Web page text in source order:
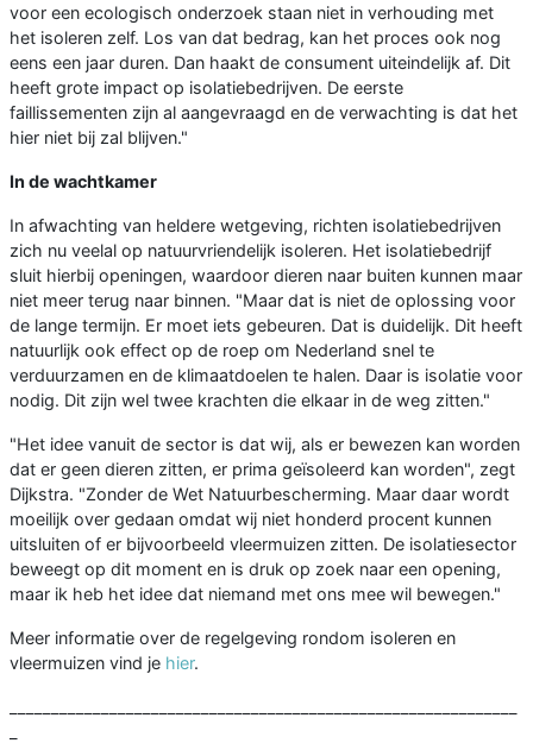
voor een ecologisch onderzoek staan niet in verhouding met
het isoleren zelf. Los van dat bedrag, kan het proces ook nog
eens een jaar duren. Dan haakt de consument uiteindelijk af. Dit
heeft grote impact op isolatiebedrijven. De eerste
faillissementen zijn al aangevraagd en de verwachting is dat het
hier niet bij zal blijven."
In de wachtkamer
In afwachting van heldere wetgeving, richten isolatiebedrijven
zich nu veelal op natuurvriendelijk isoleren. Het isolatiebedrijf
sluit hierbij openingen, waardoor dieren naar buiten kunnen maar
niet meer terug naar binnen. "Maar dat is niet de oplossing voor
de lange termijn. Er moet iets gebeuren. Dat is duidelijk. Dit heeft
natuurlijk ook effect op de roep om Nederland snel te
verduurzamen en de klimaatdoelen te halen. Daar is isolatie voor
nodig. Dit zijn wel twee krachten die elkaar in de weg zitten."
"Het idee vanuit de sector is dat wij, als er bewezen kan worden
dat er geen dieren zitten, er prima geïsoleerd kan worden", zegt
Dijkstra. "Zonder de Wet Natuurbescherming. Maar daar wordt
moeilijk over gedaan omdat wij niet honderd procent kunnen
uitsluiten of er bijvoorbeeld vleermuizen zitten. De isolatiesector
beweegt op dit moment en is druk op zoek naar een opening,
maar ik heb het idee dat niemand met ons mee wil bewegen."
Meer informatie over de regelgeving rondom isoleren en
vleermuizen vind je hier.